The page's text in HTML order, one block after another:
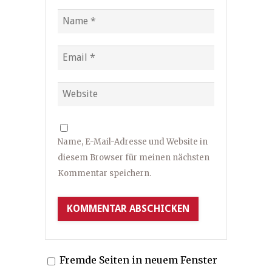
Name, E-Mail-Adresse und Website in
diesem Browser für meinen nächsten
Kommentar speichern.
Fremde Seiten in neuem Fenster